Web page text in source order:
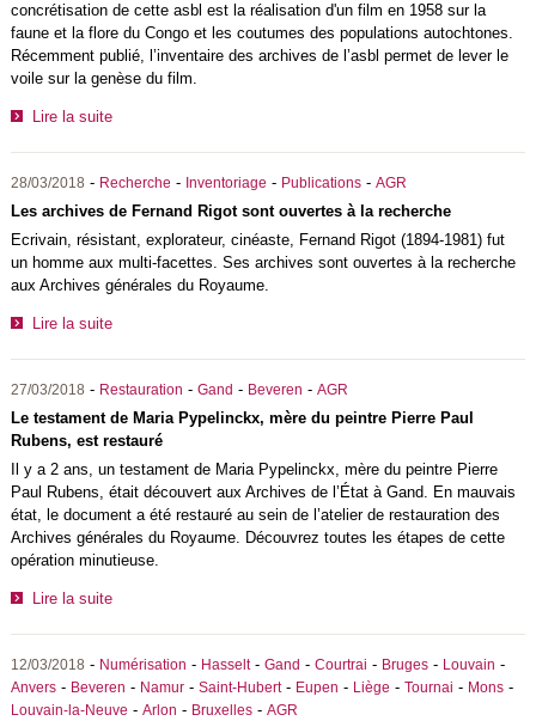
concrétisation de cette asbl est la réalisation d'un film en 1958 sur la
faune et la flore du Congo et les coutumes des populations autochtones.
Récemment publié, l’inventaire des archives de l’asbl permet de lever le
voile sur la genèse du film.
Lire la suite
28/03/2018 - Recherche - Inventoriage - Publications- AGR
Les archives de Fernand Rigot sont ouvertes à la recherche
Ecrivain, résistant, explorateur, cinéaste, Fernand Rigot (1894-1981) fut
un homme aux multi-facettes. Ses archives sont ouvertes à la recherche
aux Archives générales du Royaume.
Lire la suite
27/03/2018 - Restauration - Gand - Beveren - AGR
Le testament de Maria Pypelinckx, mère du peintre Pierre Paul
Rubens, est restauré
Il y a 2 ans, un testament de Maria Pypelinckx, mère du peintre Pierre
Paul Rubens, était découvert aux Archives de l’État à Gand. En mauvais
état, le document a été restauré au sein de l’atelier de restauration des
Archives générales du Royaume. Découvrez toutes les étapes de cette
opération minutieuse.
Lire la suite
12/03/2018 - Numérisation - Hasselt- Gand - Courtrai - Bruges- Louvain -
Anvers- Beveren - Namur- Saint-Hubert- Eupen - Liège - Tournai - Mons-
Louvain-la-Neuve - Arlon - Bruxelles- AGR